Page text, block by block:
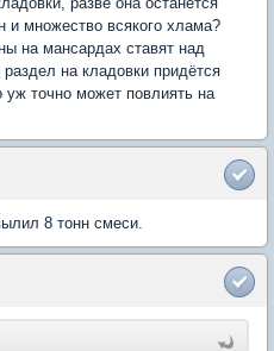
и множество всякого хлама?
на мансардах ставят над
на кладовки придётся
уж точно может повлиять на
8 тонн смеси.